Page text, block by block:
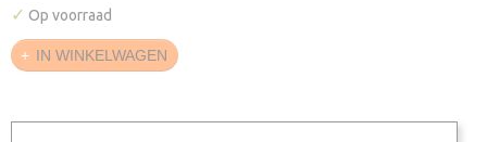
✓ Op voorraad
IN WINKELWAGEN